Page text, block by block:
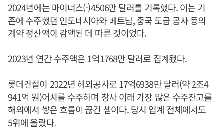
2024년에는 마이너스(-)4506만 달러를 기록했다. 이는 기
존에 수주했던 인도네시아와 베트남, 중국 도급 공사 등의
계약 정산액이 감액된 데 따른 것이었다.
2023년 연간 수주액은 1억1768만 달러로 집계됐다.
롯데건설이 2022년 해외공사로 17억6938만 달러(약 2조4
941억 원)어치를 수주하며 창사 이래 가장 많은 수주잔고를
해외에서 쌓은 흐름이 끊긴 셈이다. 당시 업계 전체에서도
5위에 올랐다.